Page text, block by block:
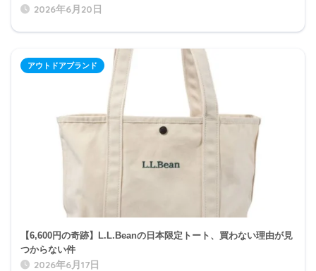
2026年6月20日
【6,600円の奇跡】L.L.Beanの日本限定トート、買わない理由が見
つからない件
2026年6月17日
アウトドアブランド